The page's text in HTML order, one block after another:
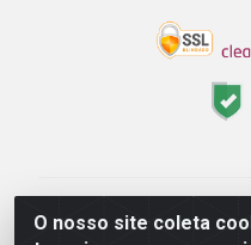
O nosso site coleta
Padeirão Comércio de
- Rodovia Empresario